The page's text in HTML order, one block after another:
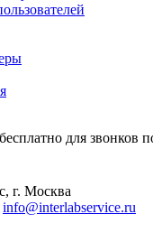
для звонков
г. Москва
info@interlabservice.ru